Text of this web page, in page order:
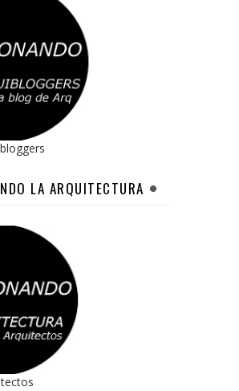
LA ARQUITECTURA